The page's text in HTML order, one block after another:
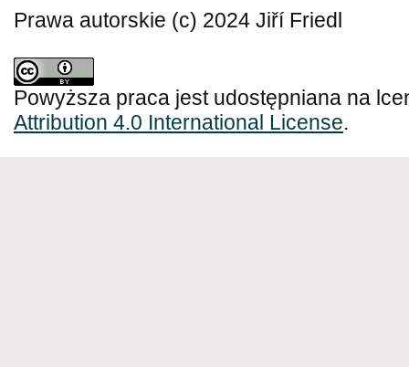
Prawa autorskie (c) 2024 Jiří Friedl
Powyższa praca jest udostępniana na
Attribution 4.0 International License.